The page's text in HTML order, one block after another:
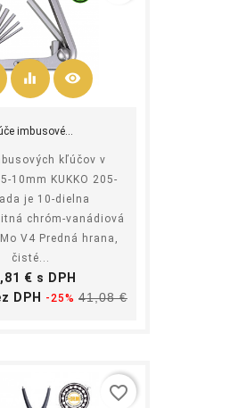
Kúpiť
equalizer visibility
imbusové...
kľúčov v
10mm KUKKO 205-
je 10-dielna
chróm-vanádiová
V4 Predná hrana,
čisté...
€ s DPH
DPH Základná
-25% 41,08 €Cena
favorite_border